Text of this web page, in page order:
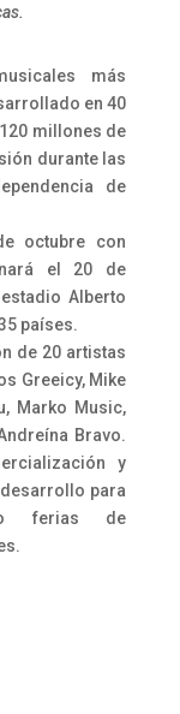
más
en 40
millones de
durante las
de
octubre con
el 20 de
Alberto
países.
de 20 artistas
Greeicy, Mike
Marko Music,
Bravo.
y
para
ferias de